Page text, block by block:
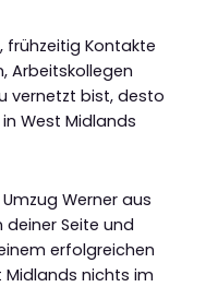
frühzeitig Kontakte
Arbeitskollegen
vernetzt bist, desto
West Midlands
Werner aus
Seite und
erfolgreichen
Midlands nichts im